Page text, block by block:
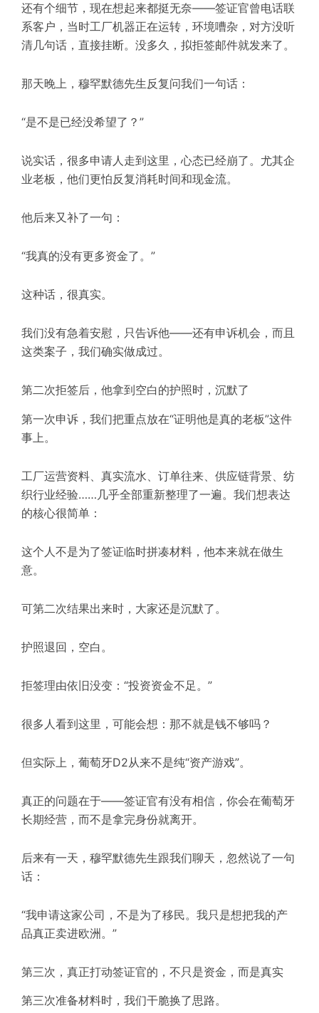
还有个细节，现在想起来都挺无奈——签证官曾电话联
系客户，当时工厂机器正在运转，环境嘈杂，对方没听
清几句话，直接挂断。没多久，拟拒签邮件就发来了。
那天晚上，穆罕默德先生反复问我们一句话：
“是不是已经没希望了？”
说实话，很多申请人走到这里，心态已经崩了。尤其企
业老板，他们更怕反复消耗时间和现金流。
他后来又补了一句：
“我真的没有更多资金了 。”
这种话，很真实。
我们没有急着安慰，只告诉他——还有申诉机会，而且
这类案子，我们确实做成过。
第二次拒签后，他拿到空白的护照时，沉默了
第一次申诉，我们把重点放在“证明他是真的老板”这件
事上。
工厂运营资料、真实流水、订单往来、供应链背景、纺
织行业经验……几乎全部重新整理了一遍。我们想表达
的核心很简单：
这个人不是为了签证临时拼凑材料，他本来就在做生
意。
可第二次结果出来时，大家还是沉默了。
护照退回，空白。
拒签理由依旧没变：“投资资金不足。”
很多人看到这里，可能会想：那不就是钱不够吗？
但实际上，葡萄牙D2从来不是纯“资产游戏”。
真正的问题在于——签证官有没有相信，你会在葡萄牙
长期经营，而不是拿完身份就离开。
后来有一天，穆罕默德先生跟我们聊天，忽然说了一句
话：
“我申请这家公司，不是为了移民。我只是想把我的产
品真正卖进欧洲。”
第三次，真正打动签证官的，不只是资金，而是真实
第三次准备材料时，我们干脆换了思路。